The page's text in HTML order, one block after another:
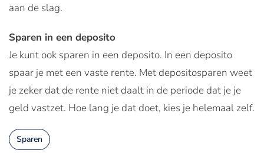
aan de slag.
Sparen in een deposito
Je kunt ook sparen in een deposito. In een deposito
spaar je met een vaste rente. Met depositosparen weet
je zeker dat de rente niet daalt in de periode dat je je
geld vastzet. Hoe lang je dat doet, kies je helemaal zelf.
Sparen